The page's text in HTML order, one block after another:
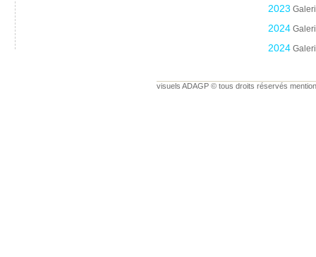
visuels ADAGP © tous droits réservés
2023
2024
2024